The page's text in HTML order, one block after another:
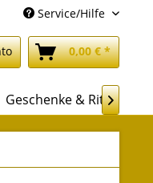
Service/Hilfe
0,00 € *
Geschenke & Rituale
